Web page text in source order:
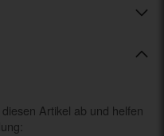
Artikel ab und helfen